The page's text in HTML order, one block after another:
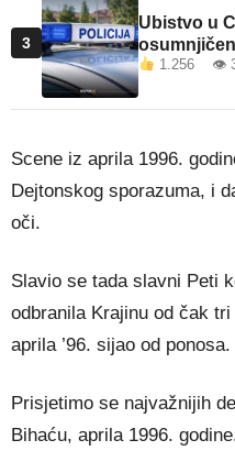
3
Ubistvo u
1.256 👁
Scene iz aprila 1996.
Dejtonskog sporazuma, i
oči.
Slavio se tada slavni Peti
odbranila Krajinu od čak
aprila ’96. sijao od
Prisjetimo se najvažnijih
Bihaću, aprila 1996.